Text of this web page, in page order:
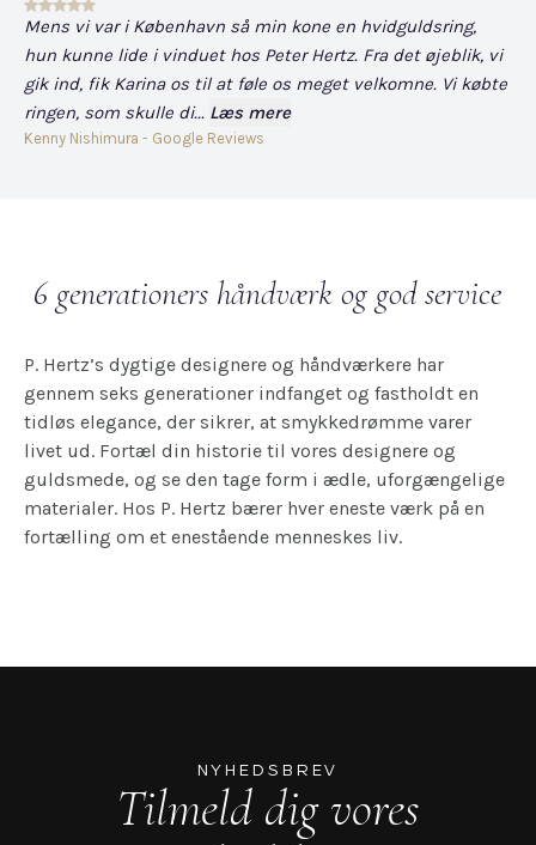
Mens vi var i København så min kone en hvidguldsring,
hun kunne lide i vinduet hos Peter Hertz. Fra det øjeblik, vi
gik ind, fik Karina os til at føle os meget velkomne. Vi købte
ringen, som skulle di... Læs mere
Kenny Nishimura - Google Reviews
6 generationers håndværk og god service
P. Hertz’s dygtige designere og håndværkere har
gennem seks generationer indfanget og fastholdt en
tidløs elegance, der sikrer, at smykkedrømme varer
livet ud. Fortæl din historie til vores designere og
guldsmede, og se den tage form i ædle, uforgængelige
materialer. Hos P. Hertz bærer hver eneste værk på en
fortælling om et enestående menneskes liv.
NYHEDSBREV
Tilmeld dig vores